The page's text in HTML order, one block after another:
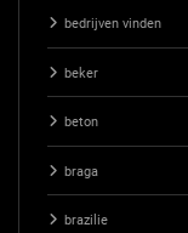
bedrijven vinden
beker
beton
braga
brazilie